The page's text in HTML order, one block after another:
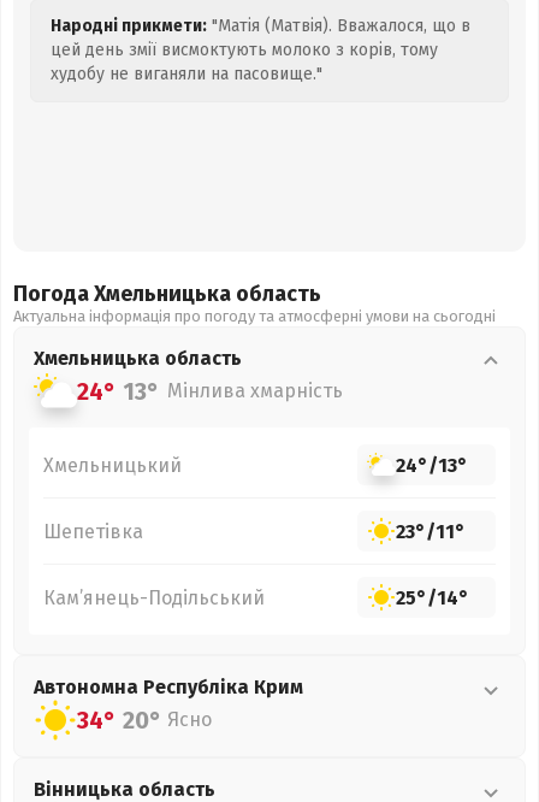
Народні прикмети: "Матія (Матвія). Вважалося, що в
цей день змії висмоктують молоко з корів, тому
худобу не виганяли на пасовище."
Погода Хмельницька область
Актуальна інформація про погоду та атмосферні умови на сьогодні
Хмельницька область
24° 13° Мінлива хмарність
Хмельницький 24°/13°
Шепетівка 23°/11°
Кам’янець-Подільський 25°/14°
Автономна Республіка Крим
34° 20° Ясно
Вінницька область